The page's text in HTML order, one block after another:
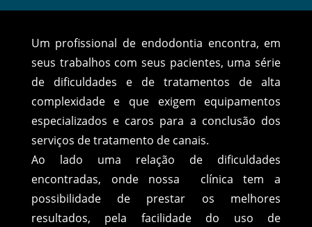
Um profissional de endodontia encontra, em
seus trabalhos com seus pacientes, uma série
de dificuldades e de tratamentos de alta
complexidade e que exigem equipamentos
especializados e caros para a conclusão dos
serviços de tratamento de canais.
Ao lado uma relação de dificuldades
encontradas, onde nossa clínica tem a
possibilidade de prestar os melhores
resultados, pela facilidade do uso de